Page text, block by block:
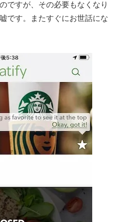
ですが、その必要もなくなり
です。またすぐにお世話にな